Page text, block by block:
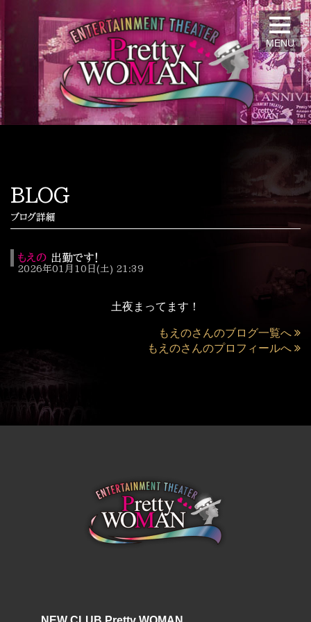
MENU
BLOG
ブログ詳細
もえの 出勤です！
2026年01月10日(土) 21:39
土夜まってます！
もえのさんのブログ一覧へ
もえのさんのプロフィールへ